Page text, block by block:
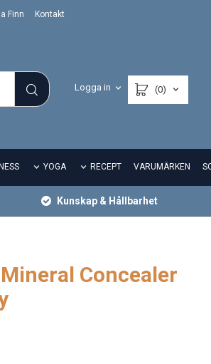
Finn Kontakt
Logga in (0)
YOGA RECEPT VARUMÄRKEN
Kunskap & Hållbarhet
Concealer